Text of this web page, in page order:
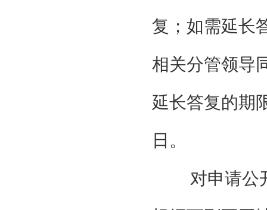
复；如需延长
相关分管领导
延长答复的期
日。
对申请公